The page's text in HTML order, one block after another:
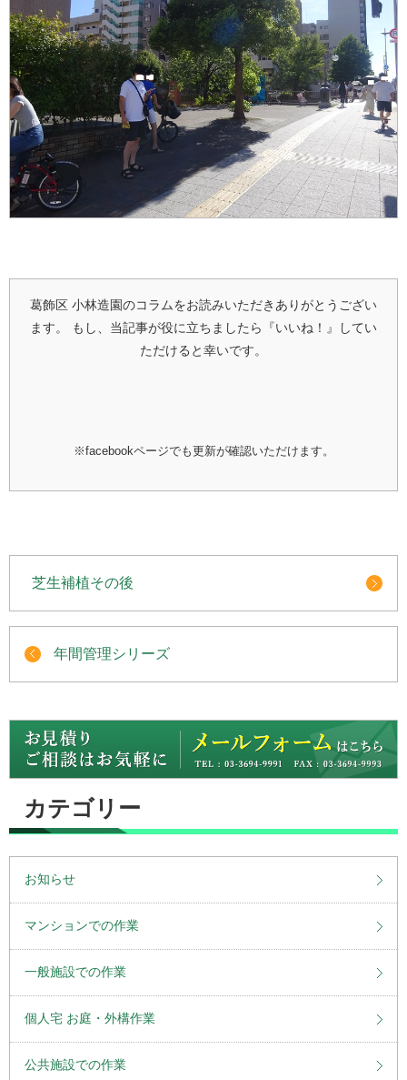
葛飾区 小林造園のコラムをお読みいただきありがとうござい
ます。
もし、当記事が役に立ちましたら『いいね！』してい
ただけると幸いです。
※facebookページでも更新が確認いただけます。
芝生補植その後
年間管理シリーズ
カテゴリー
お知らせ
マンションでの作業
一般施設での作業
個人宅 お庭・外構作業
公共施設での作業